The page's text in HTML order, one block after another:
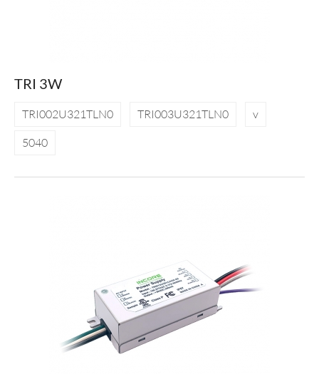
TRI 3W
TRI002U321TLN0 TRI003U321TLN0
v
5040